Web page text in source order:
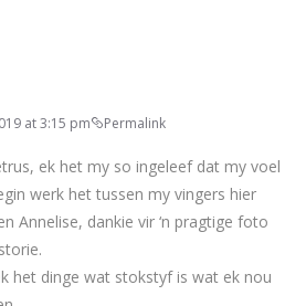
at 3:15 pm Permalink
ek het my so ingeleef dat my voel
werk het tussen my vingers hier
Annelise, dankie vir ‘n pragtige foto
het dinge wat stokstyf is wat ek nou